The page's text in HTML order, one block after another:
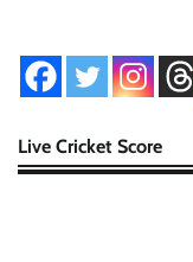
Live Cricket Score